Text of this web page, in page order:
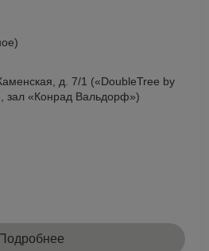
д. 7/1 («DoubleTree by
зал «Конрад Вальдорф»)
Подробнее